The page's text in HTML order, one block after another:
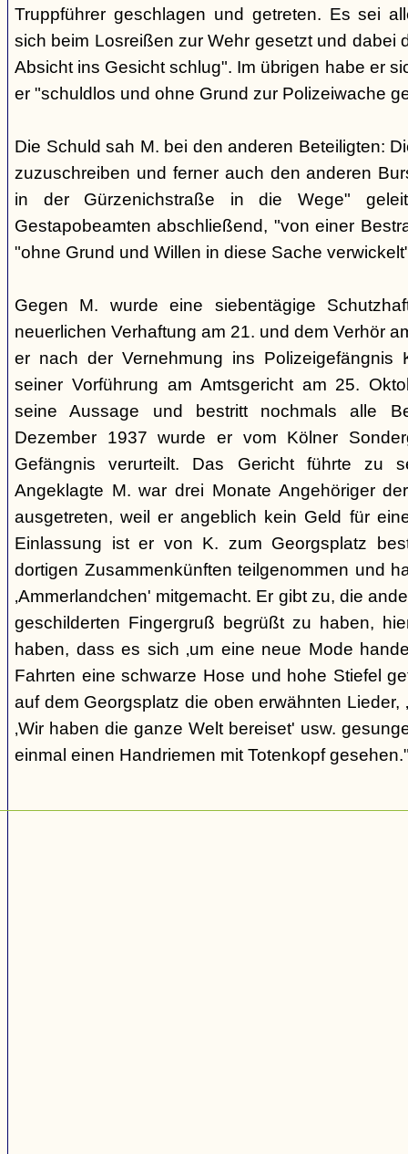
Truppführer geschlagen und getreten. Es sei
sich beim Losreißen zur Wehr gesetzt und dabei
Absicht ins Gesicht schlug". Im übrigen habe er
er "schuldlos und ohne Grund zur Polizeiwache
Die Schuld sah M. bei den anderen Beteiligten:
zuzuschreiben und ferner auch den anderen
in der Gürzenichstraße in die Wege"
Gestapobeamten abschließend, "von einer
"ohne Grund und Willen in diese Sache
Gegen M. wurde eine siebentägige
neuerlichen Verhaftung am 21. und dem Verhör
er nach der Vernehmung ins Polizeigefängnis
seiner Vorführung am Amtsgericht am 25.
seine Aussage und bestritt nochmals alle
Dezember 1937 wurde er vom Kölner
Gefängnis verurteilt. Das Gericht führte zu
Angeklagte M. war drei Monate Angehöriger
ausgetreten, weil er angeblich kein Geld für
Einlassung ist er von K. zum Georgsplatz
dortigen Zusammenkünften teilgenommen und
‚Ammerlandchen' mitgemacht. Er gibt zu, die
geschilderten Fingergruß begrüßt zu haben,
haben, dass es sich ‚um eine neue Mode
Fahrten eine schwarze Hose und hohe Stiefel
auf dem Georgsplatz die oben erwähnten Lieder,
‚Wir haben die ganze Welt bereiset' usw.
einmal einen Handriemen mit Totenkopf